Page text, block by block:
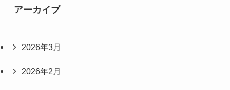
アーカイブ
2026年3月
2026年2月